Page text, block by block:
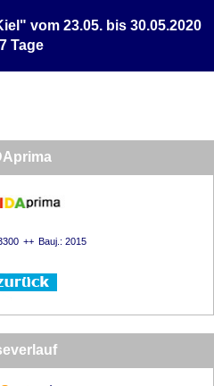
vom 23.05. bis 30.05.2020
Tage
Bauj.: 2015